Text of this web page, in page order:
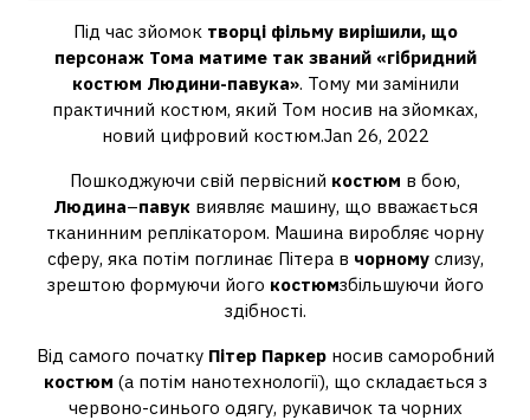
Під час зйомок творці фільму вирішили, що
персонаж Тома матиме так званий «гібридний
костюм Людини-павука». Тому ми замінили
практичний костюм, який Том носив на зйомках,
новий цифровий костюм.Jan 26, 2022
Пошкоджуючи свій первісний костюм в бою,
Людина–павук виявляє машину, що вважається
тканинним реплікатором. Машина виробляє чорну
сферу, яка потім поглинає Пітера в чорномуслизу,
зрештою формуючи його костюмзбільшуючи його
здібності.
Від самого початку Пітер Паркерносив саморобний
костюм (а потім нанотехнології), що складається з
червоно-синього одягу, рукавичок та чорних